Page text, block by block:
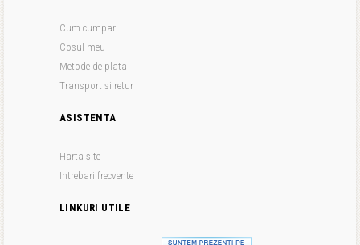
Cum cumpar
Cosul meu
Metode de plata
Transport si retur
ASISTENTA
Harta site
Intrebari frecvente
LINKURI UTILE